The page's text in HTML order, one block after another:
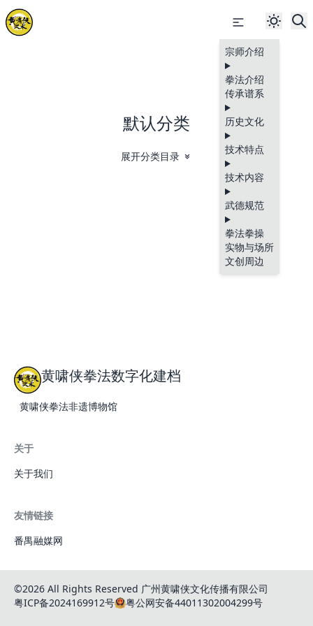
宗师介绍
拳法介绍
传承谱系
历史文化
技术特点
技术内容
武德规范
拳法拳操
实物与场所
文创周边
默认分类
展开分类目录
黄啸侠拳法数字化建档
黄啸侠拳法非遗博物馆
关于
关于我们
友情链接
番禺融媒网
©2026 All Rights Reserved 广州黄啸侠文化传播有限公司
粤ICP备2024169912号
粤公网安备44011302004299号